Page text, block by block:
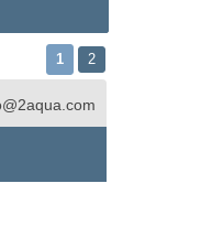
1 2